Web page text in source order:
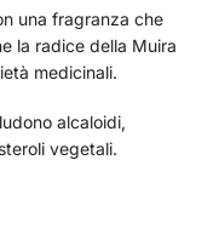
una fragranza che
la radice della Muira
medicinali.
alcaloidi,
vegetali.